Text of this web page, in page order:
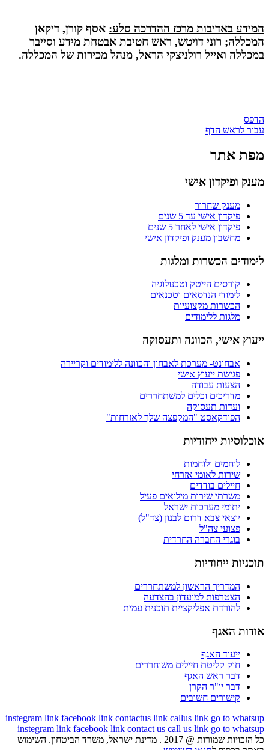
המידע באדיבות מרכז ההדרכה סלע: אסף קורן, דיקאן
המכללה; רוני דויטש, ראש חטיבת אבטחת מידע וסייבר
במכללה ואייל רולניצקי הראל, מנהל מכירות של המכללה.
הדפס
עבור לראש הדף
מפת אתר
מענק ופיקדון אישי
מענק שחרור
פיקדון אישי עד 5 שנים
פיקדון אישי לאחר 5 שנים
מחשבון מענק ופיקדון אישי
לימודים הכשרות ומלגות
קורסים הייטק וטכנולוגיה
לימודי הנדסאים וטכנאים
הכשרות מקצועיות
מלגות ללימודים
ייעוץ אישי, הכוונה ותעסוקה
אבחונט- מערכת לאבחון והכוונה ללימודים וקריירה
פגישת ייעוץ אישי
הצעות עבודה
מדריכים וכלים למשתחררים
ועדות תעסוקה
הפודקאסט "המקפצה שלך לאזרחות"
אוכלוסיות ייחודיות
לוחמים ולוחמות
שירות לאומי אזרחי
חיילים בודדים
משרתי שירות מילואים פעיל
יתומי מערכות ישראל
יוצאי צבא דרום לבנון (צד"ל)
פצועי צה"ל
בוגרי החברה החרדית
תוכניות ייחודיות
המדריך הראשון למשתחררים
הצטרפות למועדון בהצדעה
להורדת אפליקציית תוכנית עמית
אודות האגף
ייעוד האגף
חוק קליטת חיילים משוחררים
דבר ראש האגף
דבר יו"ר הקרן
קישורים חשובים
instegram link facebook link contactus link callus link go to whatsup
instegram link facebook link contact us call us link go to whatsup
כל הזכויות שמורות @ 2017 . מדינת ישראל, משרד הביטחון. השימוש